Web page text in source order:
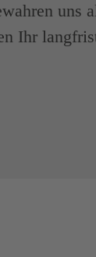
uns
Ihr